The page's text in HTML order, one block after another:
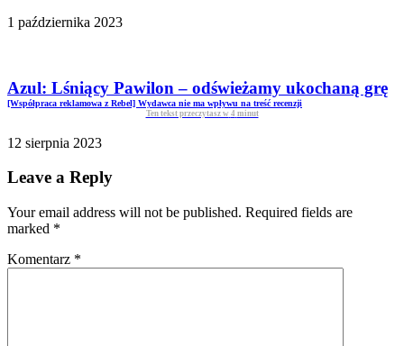
1 października 2023
Azul: Lśniący Pawilon – odświeżamy ukochaną grę
[Współpraca reklamowa z Rebel] Wydawca nie ma wpływu na treść recenzji
Ten tekst przeczytasz w 4 minut
12 sierpnia 2023
Leave a Reply
Your email address will not be published. Required fields are
marked *
Komentarz *